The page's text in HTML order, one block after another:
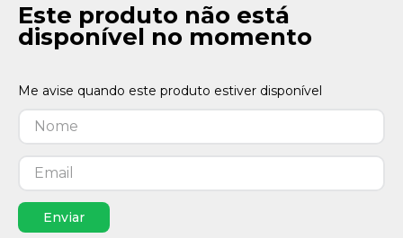
Este produto não está
disponível no momento
Enviar